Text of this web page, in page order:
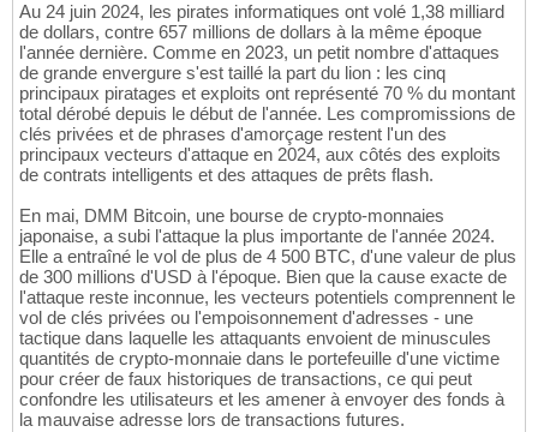
Au 24 juin 2024, les pirates informatiques ont volé 1,38 milliard
de dollars, contre 657 millions de dollars à la même époque
l'année dernière. Comme en 2023, un petit nombre d'attaques
de grande envergure s'est taillé la part du lion : les cinq
principaux piratages et exploits ont représenté 70 % du montant
total dérobé depuis le début de l'année. Les compromissions de
clés privées et de phrases d'amorçage restent l'un des
principaux vecteurs d'attaque en 2024, aux côtés des exploits
de contrats intelligents et des attaques de prêts flash.
En mai, DMM Bitcoin, une bourse de crypto-monnaies
japonaise, a subi l'attaque la plus importante de l'année 2024.
Elle a entraîné le vol de plus de 4 500 BTC, d'une valeur de plus
de 300 millions d'USD à l'époque. Bien que la cause exacte de
l'attaque reste inconnue, les vecteurs potentiels comprennent le
vol de clés privées ou l'empoisonnement d'adresses - une
tactique dans laquelle les attaquants envoient de minuscules
quantités de crypto-monnaie dans le portefeuille d'une victime
pour créer de faux historiques de transactions, ce qui peut
confondre les utilisateurs et les amener à envoyer des fonds à
la mauvaise adresse lors de transactions futures.